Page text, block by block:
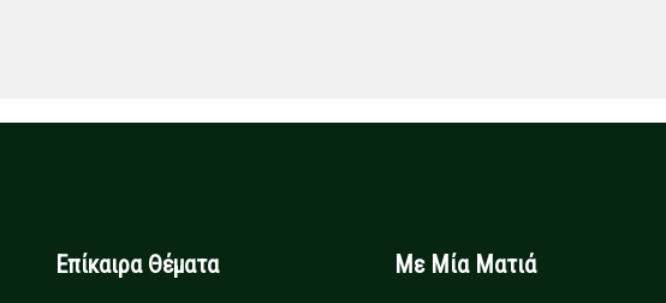
Επίκαιρα Θέματα Με Μία Ματιά